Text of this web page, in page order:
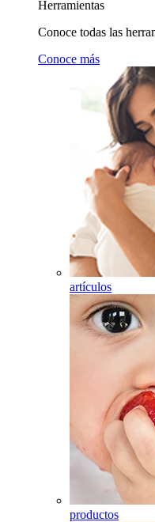
Herramientas
Conoce todas las
Conoce más
artículos
productos